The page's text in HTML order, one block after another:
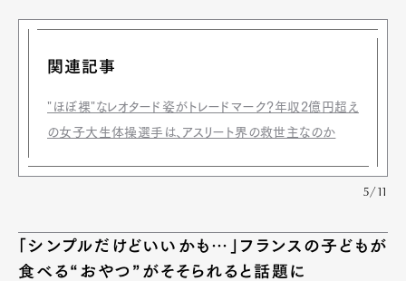
関連記事
"ほぼ裸"なレオタード姿がトレードマーク？年収2億円超え
の女子大生体操選手は、アスリート界の救世主なのか
5/11
「シンプルだけどいいかも…」フランスの子どもが
食べる“おやつ”がそそられると話題に